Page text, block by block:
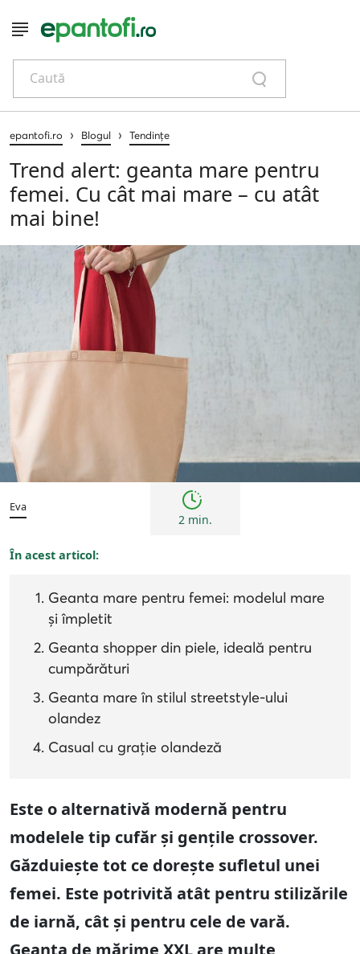
Caută
epantofi.ro › Blogul › Tendințe
Trend alert: geanta mare pentru
femei. Cu cât mai mare – cu atât
mai bine!
Tendințe
Eva
2 min.
În acest articol:
Geanta mare pentru femei: modelul mare
și împletit
Geanta shopper din piele, ideală pentru
cumpărături
Geanta mare în stilul streetstyle-ului
olandez
Casual cu grație olandeză
Este o alternativă modernă pentru
modelele tip cufăr și gențile crossover.
Găzduiește tot ce dorește sufletul unei
femei. Este potrivită atât pentru stilizările
de iarnă, cât și pentru cele de vară.
Geanta de mărime XXL are multe